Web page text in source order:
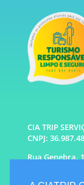
CIA TRIP
CNPJ:
Rua Genebra,